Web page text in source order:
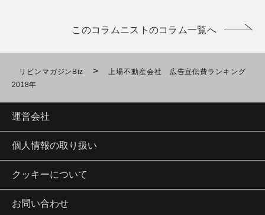
このコラムニストのコラム一覧へ
リビンマガジンBiz >
上場不動産会社 広告宣伝費ランキング
2018年
運営会社
個人情報の取り扱い
クッキーについて
お問い合わせ